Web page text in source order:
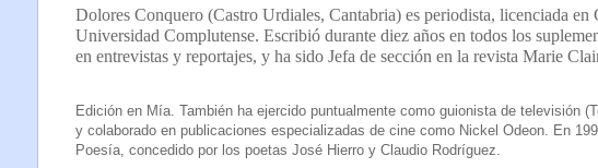
Dolores Conquero (Castro Urdiales, Cantabria) es periodista, licenciada
Universidad Complutense. Escribió durante diez años en todos los
en entrevistas y reportajes, y ha sido Jefa de sección en la revista Marie
Edición en Mía. También ha ejercido puntualmente como guionista de televisión
y colaborado en publicaciones especializadas de cine como Nickel Odeon. En
Poesía, concedido por los poetas José Hierro y Claudio Rodríguez.